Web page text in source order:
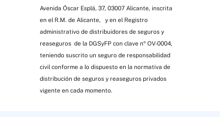
Avenida Óscar Esplá, 37, 03007 Alicante, inscrita
en el R.M. de Alicante, y en el Registro
administrativo de distribuidores de seguros y
reaseguros de la DGSyFP con clave nº OV-0004,
teniendo suscrito un seguro de responsabilidad
civil conforme a lo dispuesto en la normativa de
distribución de seguros y reaseguros privados
vigente en cada momento.